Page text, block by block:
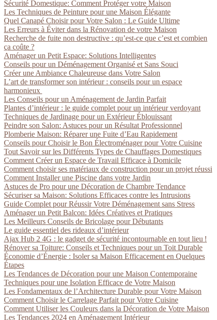
Sécurité Domestique: Comment Protéger votre Maison
Les Techniques de Peinture pour une Maison Élégante
Quel Canapé Choisir pour Votre Salon : Le Guide Ultime
Les Erreurs à Éviter dans la Rénovation de votre Maison
Recherche de fuite non destructive : qu’est-ce que c’est et combien
ça coûte ?
Aménager un Petit Espace: Solutions Intelligentes
Conseils pour un Déménagement Organisé et Sans Souci
Créer une Ambiance Chaleureuse dans Votre Salon
L’art de transformer son intérieur : conseils pour un espace
harmonieux
Les Conseils pour un Aménagement de Jardin Parfait
Plantes d’intérieur : le guide complet pour un intérieur verdoyant
Techniques de Jardinage pour un Extérieur Éblouissant
Peindre son Salon: Astuces pour un Résultat Professionnel
Plomberie Maison: Réparer une Fuite d’Eau Rapidement
Conseils pour Choisir le Bon Électroménager pour Votre Cuisine
Tout Savoir sur les Différents Types de Chauffages Domestiques
Comment Créer un Espace de Travail Efficace à Domicile
Comment choisir ses matériaux de construction pour un projet réussi
Comment Installer une Piscine dans votre Jardin
Astuces de Pro pour une Décoration de Chambre Tendance
Sécuriser sa Maison: Solutions Efficaces contre les Intrusions
Guide Complet pour Réussir Votre Déménagement sans Stress
Aménager un Petit Balcon: Idées Créatives et Pratiques
Les Meilleurs Conseils de Bricolage pour Débutants
Le guide essentiel des rideaux d’intérieur
Ajax Hub 2 4G : le gadget de sécurité incontournable en tout lieu !
Rénover sa Toiture: Conseils et Techniques pour un Toit Durable
Économie d’Énergie : Isoler sa Maison Efficacement en Quelques
Étapes
Les Tendances de Décoration pour une Maison Contemporaine
Techniques pour une Isolation Efficace de Votre Maison
Les Fondamentaux de l’Architecture Durable pour Votre Maison
Comment Choisir le Carrelage Parfait pour Votre Cuisine
Comment Utiliser les Couleurs dans la Décoration de Votre Maison
Les Tendances 2024 en Aménagement Intérieur